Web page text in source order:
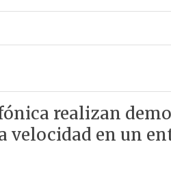
realizan
velocidad en un